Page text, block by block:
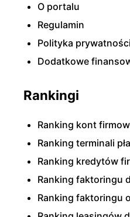
O portalu
Regulamin
Polityka prywatności
Dodatkowe
Rankingi
Ranking kont
Ranking terminali
Ranking kredytów
Ranking faktoringu
Ranking faktoringu